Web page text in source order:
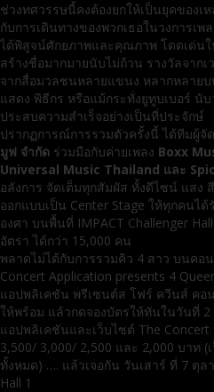
ช่วงทศวรรษนี้คงต้องยกให้เป็นยุคของเห
กับการเดินทางของพวกเธอในวงการเ
ได้พิสูจน์ศักยภาพและคุณภาพ โดดเด่นใ
สร้างชื่อมากมายนับไม่ถ้วน รางวัลจากเ
จากสื่อมวลชนหลายแขนง หลากหลายบ
แสดง พิธีกร หรือแม้กระทั่งยูทูบเบอร์ นั
ประสบความสำเร็จอย่างเป็นที่ประจักษ์
ปรากฏการณ์การรวมตัวครั้งนี้ ได้ทีมผู้จั
มูฟ จำกัด ร่วมมือกับค่ายเพลง Boxx
Universal Music Thailand และ
อลังการ จัดเต็มทุกสัมผัส ทั้งดีไซน์ แสง
ออกแบบเป็น Center Stage ให้ทุกคนไ
องศา บนพื้นที่ IMPACT Challenger
อัตรา ได้กว่า 15,000 คน
พลาดไม่ได้กับการรวมคิว 4 สาว บนคอ
Concert Application presents 4
แอปพลิเคชัน พรีเซนต์ส โฟร์ ควีนส์ คอ
ให้พร้อม แล้วกดจองบัตรให้ทันในวันที่ 2
แอปพลิเคชันและเว็บไซต์ The
3,500/ 3,000/ 2,500 และ 2,000 บาท
ทั้งหมด) …. แล้วเจอกัน วันเสาร์ ที่ 7 ตุล
Hall 1